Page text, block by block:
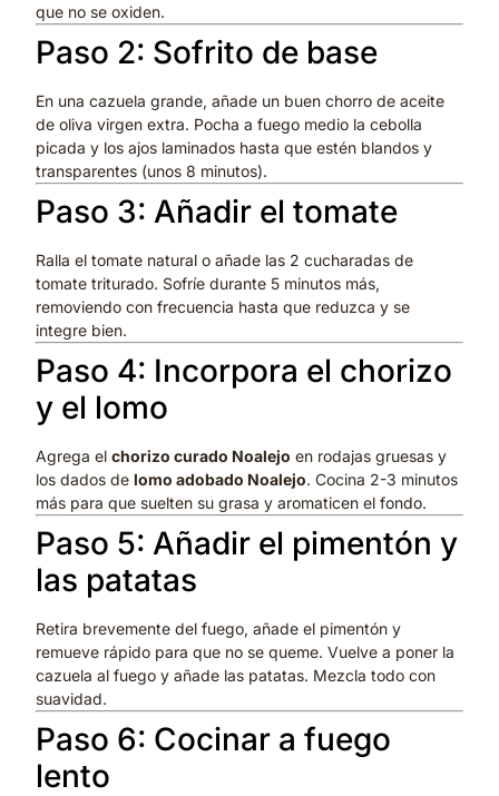
que no se oxiden.
Paso 2: Sofrito de base
En una cazuela grande, añade un buen chorro de aceite
de oliva virgen extra. Pocha a fuego medio la cebolla
picada y los ajos laminados hasta que estén blandos y
transparentes (unos 8 minutos).
Paso 3: Añadir el tomate
Ralla el tomate natural o añade las 2 cucharadas de
tomate triturado. Sofríe durante 5 minutos más,
removiendo con frecuencia hasta que reduzca y se
integre bien.
Paso 4: Incorpora el chorizo
y el lomo
Agrega elchorizo curado Noalejo en rodajas gruesas y
los dados delomo adobado Noalejo. Cocina 2-3 minutos
más para que suelten su grasa y aromaticen el fondo.
Paso 5: Añadir el pimentón y
las patatas
Retira brevemente del fuego, añade el pimentón y
remueve rápido para que no se queme. Vuelve a poner la
cazuela al fuego y añade las patatas. Mezcla todo con
suavidad.
Paso 6: Cocinar a fuego
lento